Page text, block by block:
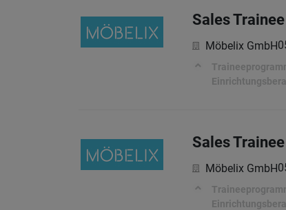
Sales
Möbelix GmbH
Sales
Möbelix GmbH